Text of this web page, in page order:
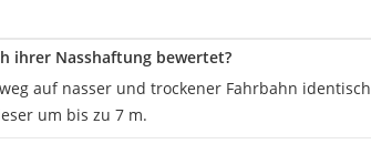
ihrer Nasshaftung bewertet?
auf nasser und trockener Fahrbahn identisch
um bis zu 7 m.